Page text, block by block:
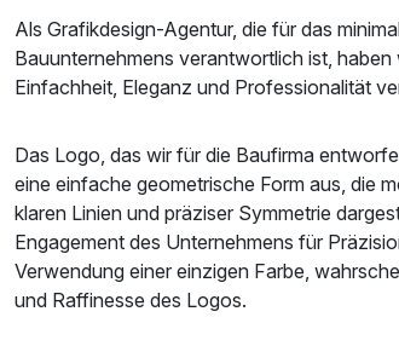
Als Grafikdesign-Agentur, die für das
Bauunternehmens verantwortlich ist,
Einfachheit, Eleganz und Professionalität
Das Logo, das wir für die Baufirma
eine einfache geometrische Form aus, die
klaren Linien und präziser Symmetrie
Engagement des Unternehmens für
Verwendung einer einzigen Farbe,
und Raffinesse des Logos.